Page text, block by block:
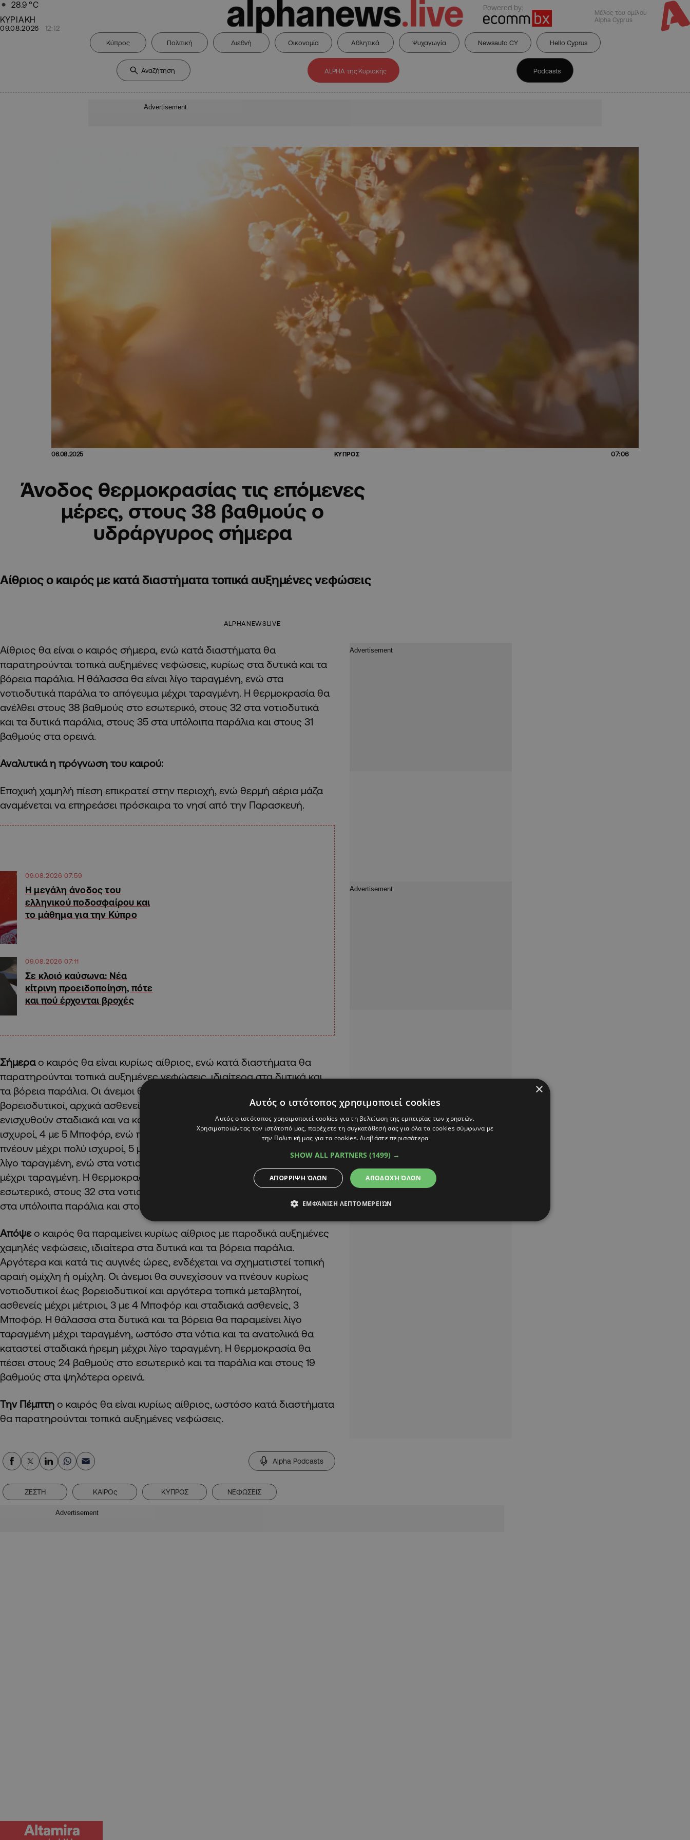
28.9 °C
ΚΥΡΙΑΚΗ
09.08.2026 12:12
Powered by:
Μέλος του ομίλου
Alpha Cyprus
Κύπρος Πολιτική Διεθνή Οικονομία Αθλητικά Ψυχαγωγία Newsauto CY Hello Cyprus
ALPHA της Κυριακής Podcasts
Advertisement
06.08.2025 ΚΥΠΡΟΣ 07:06
Άνοδος θερμοκρασίας τις επόμενες
μέρες, στους 38 βαθμούς ο
υδράργυρος σήμερα
Αίθριος ο καιρός με κατά διαστήματα τοπικά αυξημένες νεφώσεις
ALPHANEWSLIVE
Αίθριος θα είναι ο καιρός σήμερα, ενώ κατά διαστήματα θα
παρατηρούνται τοπικά αυξημένες νεφώσεις, κυρίως στα δυτικά και τα
βόρεια παράλια. Η θάλασσα θα είναι λίγο ταραγμένη, ενώ στα
νοτιοδυτικά παράλια το απόγευμα μέχρι ταραγμένη. Η θερμοκρασία θα
ανέλθει στους 38 βαθμούς στο εσωτερικό, στους 32 στα νοτιοδυτικά
και τα δυτικά παράλια, στους 35 στα υπόλοιπα παράλια και στους 31
βαθμούς στα ορεινά.
Αναλυτικά η πρόγνωση του καιρού:
Εποχική χαμηλή πίεση επικρατεί στην περιοχή, ενώ θερμή αέρια μάζα
αναμένεται να επηρεάσει πρόσκαιρα το νησί από την Παρασκευή.
09.08.2026 07:59
Η μεγάλη άνοδος του
ελληνικού ποδοσφαίρου και
το μάθημα για την Κύπρο
09.08.2026 07:11
Σε κλοιό καύσωνα: Νέα
κίτρινη προειδοποίηση, πότε
και πού έρχονται βροχές
Σήμεραο καιρός θα είναι κυρίως αίθριος, ενώ κατά διαστήματα θα
παρατηρούνται τοπικά αυξημένες νεφώσεις, ιδιαίτερα στα δυτικά και
τα βόρεια παράλια. Οι άνεμοι θα πνέουν κυρίως νοτιοδυτικοί έως
βορειοδυτικοί, αρχικά ασθενείς μέχρι μέτριοι, 3 με 4 Μποφόρ, για να
ενισχυθούν σταδιακά και να καταστούν μέτριοι μέχρι ισχυροί και τοπικά
ισχυροί, 4 με 5 Μποφόρ, ενώ παροδικά στα νοτιοδυτικά παράλια θα
πνέουν μέχρι πολύ ισχυροί, 5 με 6 Μποφόρ. Η θάλασσα θα είναι γενικά
λίγο ταραγμένη, ενώ στα νοτιοδυτικά παράλια το απόγευμα θα είναι
μέχρι ταραγμένη. Η θερμοκρασία θα ανέλθει στους 38 βαθμούς στο
εσωτερικό, στους 32 στα νοτιοδυτικά και τα δυτικά παράλια, στους 35
στα υπόλοιπα παράλια και στους 31 βαθμούς στα ψηλότερα ορεινά.
Απόψεο καιρός θα παραμείνει κυρίως αίθριος με παροδικά αυξημένες
χαμηλές νεφώσεις, ιδιαίτερα στα δυτικά και τα βόρεια παράλια.
Αργότερα και κατά τις αυγινές ώρες, ενδέχεται να σχηματιστεί τοπική
αραιή ομίχλη ή ομίχλη. Οι άνεμοι θα συνεχίσουν να πνέουν κυρίως
νοτιοδυτικοί έως βορειοδυτικοί και αργότερα τοπικά μεταβλητοί,
ασθενείς μέχρι μέτριοι, 3 με 4 Μποφόρ και σταδιακά ασθενείς, 3
Μποφόρ. Η θάλασσα στα δυτικά και τα βόρεια θα παραμείνει λίγο
ταραγμένη μέχρι ταραγμένη, ωστόσο στα νότια και τα ανατολικά θα
καταστεί σταδιακά ήρεμη μέχρι λίγο ταραγμένη. Η θερμοκρασία θα
πέσει στους 24 βαθμούς στο εσωτερικό και τα παράλια και στους 19
βαθμούς στα ψηλότερα ορεινά.
Την Πέμπτη ο καιρός θα είναι κυρίως αίθριος, ωστόσο κατά διαστήματα
θα παρατηρούνται τοπικά αυξημένες νεφώσεις.
Alpha Podcasts
ΖΕΣΤΗ ΚΑΙΡΟς ΚΥΠΡΟΣ ΝΕΦΩΣΕΙΣ
Advertisement
×
Αυτός ο ιστότοπος χρησιμοποιεί cookies
Αυτός ο ιστότοπος χρησιμοποιεί cookies για τη βελτίωση της εμπειρίας των χρηστών.
Χρησιμοποιώντας τον ιστότοπό μας, παρέχετε τη συγκατάθεσή σας για όλα τα cookies σύμφωνα με
την Πολιτική μας για τα cookies.Διαβάστε περισσότερα
SHOW ALL PARTNERS (1499) →
ΑΠΟΔΟΧΉ ΌΛΩΝ
ΑΠΌΡΡΙΨΗ ΌΛΩΝ
ΕΜΦΆΝΙΣΗ ΛΕΠΤΟΜΕΡΕΙΏΝ